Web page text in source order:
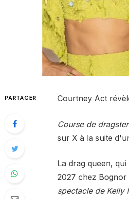
PARTAGER Courtney Act
Course de
sur X à la suite
La drag queen,
2027 chez Bognor
spectacle de Kelly